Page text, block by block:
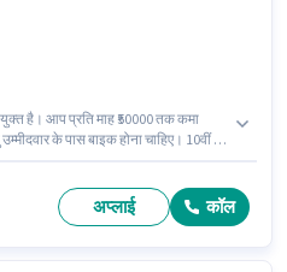
है। आप प्रति माह ₹50000 तक कमा
के पास बाइक होना चाहिए। 10वीं से
अप्लाई कॉल